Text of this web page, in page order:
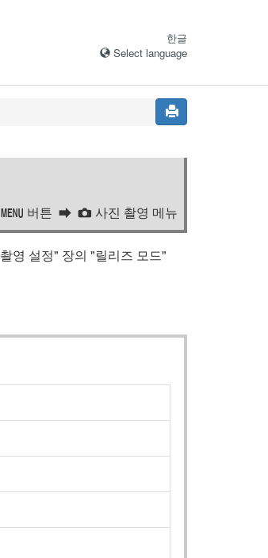
한글
Select language
G 버튼 C 사진 촬영 메뉴
촬영 설정" 장의 "릴리즈 모드"